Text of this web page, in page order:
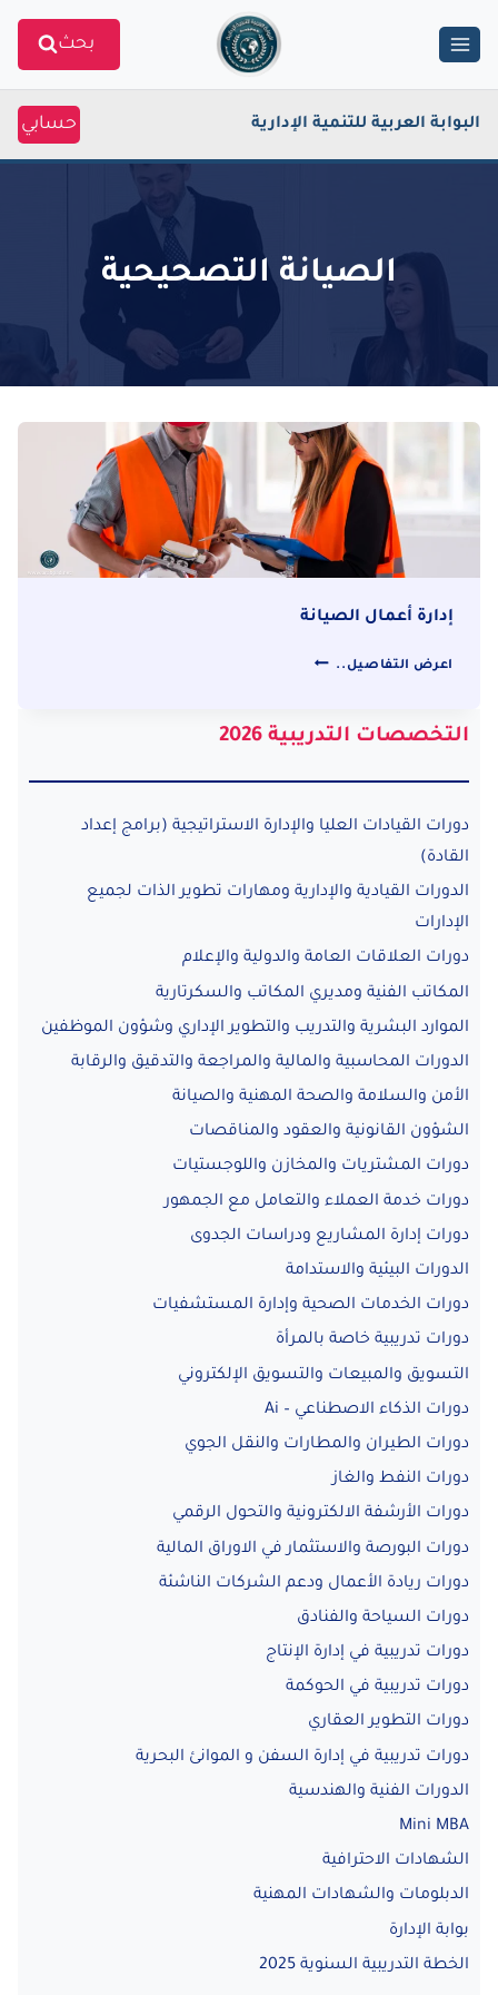
بحث
البوابة العربية للتنمية الإدارية حسابي
الصيانة التصحيحية
إدارة أعمال الصيانة
اعرض التفاصيل.. إدارة
التخصصات التدريبية 2026
دورات القيادات العليا والإدارة الاستراتيجية (برامج إعداد
القادة)
الدورات القيادية والإدارية ومهارات تطوير الذات لجميع
الإدارات
دورات العلاقات العامة والدولية والإعلام
المكاتب الفنية ومديري المكاتب والسكرتارية
الموارد البشرية والتدريب والتطوير الإداري وشؤون الموظفين
الدورات المحاسبية والمالية والمراجعة والتدقيق والرقابة
الأمن والسلامة والصحة المهنية والصيانة
الشؤون القانونية والعقود والمناقصات
دورات المشتريات والمخازن واللوجستيات
دورات خدمة العملاء والتعامل مع الجمهور
دورات إدارة المشاريع ودراسات الجدوى
الدورات البيئية والاستدامة
دورات الخدمات الصحية وإدارة المستشفيات
دورات تدريبية خاصة بالمرأة
التسويق والمبيعات والتسويق الإلكتروني
دورات الذكاء الاصطناعي – Ai
دورات الطيران والمطارات والنقل الجوي
دورات النفط والغاز
دورات الأرشفة الالكترونية والتحول الرقمي
دورات البورصة والاستثمار في الاوراق المالية
دورات ريادة الأعمال ودعم الشركات الناشئة
دورات السياحة والفنادق
دورات تدريبية في إدارة الإنتاج
دورات تدريبية في الحوكمة
دورات التطوير العقاري
دورات تدريبية في إدارة السفن و الموانئ البحرية
الدورات الفنية والهندسية
Mini MBA
الشهادات الاحترافية
الدبلومات والشهادات المهنية
بوابة الإدارة
الخطة التدريبية السنوية 2025